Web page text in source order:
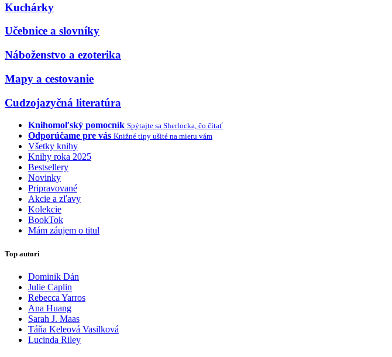
Kuchárky
Učebnice a slovníky
Náboženstvo a ezoterika
Mapy a cestovanie
Cudzojazyčná literatúra
Knihomoľský pomocník Spýtajte sa Sherlocka, čo čítať
Odporúčame pre vás Knižné tipy ušité na mieru vám
Všetky knihy
Knihy roka 2025
Bestsellery
Novinky
Pripravované
Akcie a zľavy
Kolekcie
BookTok
Mám záujem o titul
Top autori
Dominik Dán
Julie Caplin
Rebecca Yarros
Ana Huang
Sarah J. Maas
Táňa Keleová Vasilková
Lucinda Riley